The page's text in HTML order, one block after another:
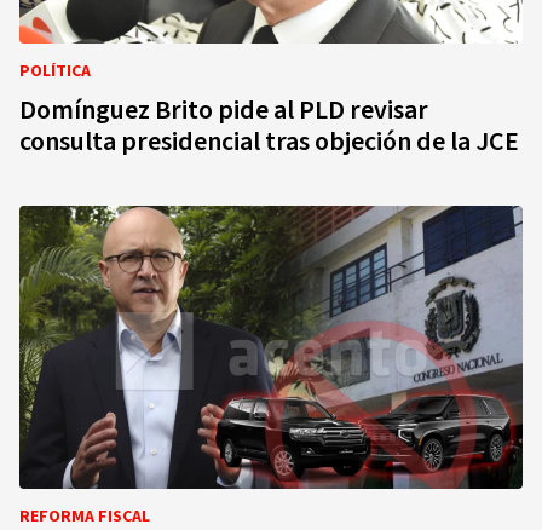
POLÍTICA
Domínguez Brito pide al PLD revisar
consulta presidencial tras objeción de la JCE
REFORMA FISCAL